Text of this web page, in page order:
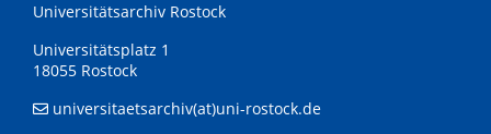
Universitätsarchiv Rostock
Universitätsplatz 1
18055 Rostock
universitaetsarchiv(at)uni-rostock.de